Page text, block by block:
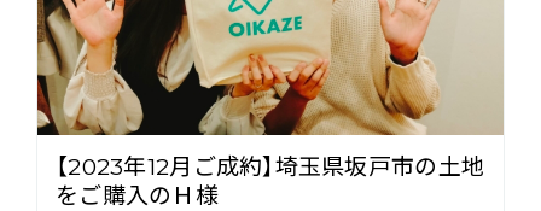
【2023年12月ご成約】埼玉県坂戸市の土地
をご購入のＨ様